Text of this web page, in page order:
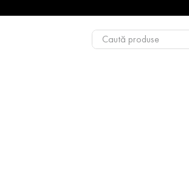
Caută produse